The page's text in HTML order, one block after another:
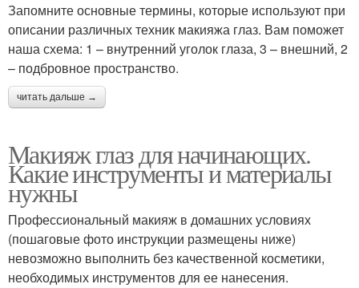
Запомните основные термины, которые используют при
описании различных техник макияжа глаз. Вам поможет
наша схема: 1 – внутренний уголок глаза, 3 – внешний, 2
– подбровное пространство.
читать дальше →
Макияж глаз для начинающих.
Какие инструменты и материалы
нужны
Профессиональный макияж в домашних условиях
(пошаговые фото инструкции размещены ниже)
невозможно выполнить без качественной косметики,
необходимых инструментов для ее нанесения.